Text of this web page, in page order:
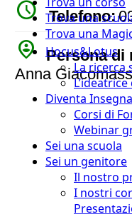
Trova una
Trova una
Hocus&Lotus
La ricerca
Diventa
Corsi di
Webinar
Sei una scuola
Sei un genitore
Il nostro
I nostri
watch_later Telefono:
person_pin_circle Persona di
Anna